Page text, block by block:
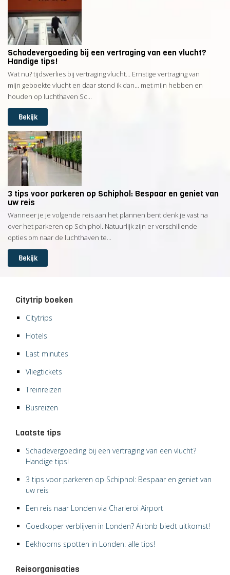
Schadevergoeding bij een vertraging van een vlucht?
Handige tips!
Wat nu? tijdsverlies bij vertraging vlucht… Ernstige vertraging van
mijn geboekte vlucht en daar stond ik dan… met mijn hebben en
houden op luchthaven Sc...
Bekijk
3 tips voor parkeren op Schiphol: Bespaar en geniet van
uw reis
Wanneer je je volgende reis aan het plannen bent denk je vast na
over het parkeren op Schiphol. Natuurlijk zijn er verschillende
opties om naar de luchthaven te...
Bekijk
Citytrip boeken
Citytrips
Hotels
Last minutes
Vliegtickets
Treinreizen
Busreizen
Laatste tips
Schadevergoeding bij een vertraging van een vlucht?
Handige tips!
3 tips voor parkeren op Schiphol: Bespaar en geniet van
uw reis
Een reis naar Londen via Charleroi Airport
Goedkoper verblijven in Londen? Airbnb biedt uitkomst!
Eekhoorns spotten in Londen: alle tips!
Reisorganisaties